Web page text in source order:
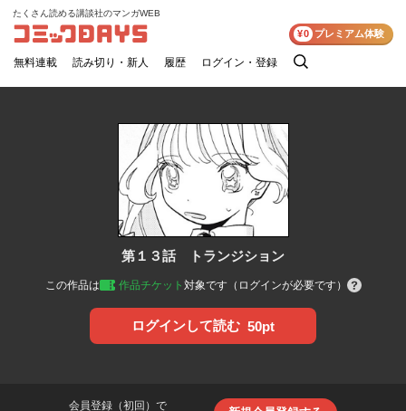
コミックDAYS
たくさん読める講談社のマンガWEB
無料連載 読み切り・新人 履歴 ログイン・登録
検
¥0 プレミアム体験
第１３話 トランジション
この作品は 作品チケット 対象です（ログインが必要です）
ログインして読む 50pt
会員登録（初回）で